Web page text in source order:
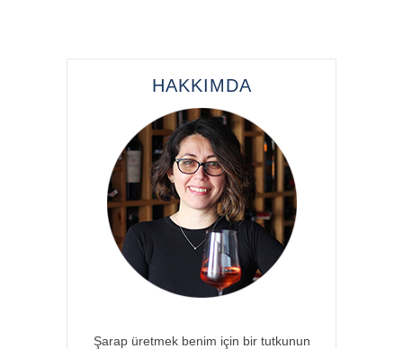
HAKKIMDA
Şarap üretmek benim için bir tutkunun